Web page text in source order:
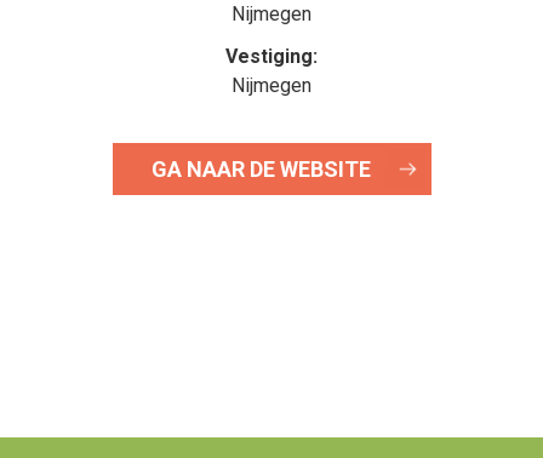
Nijmegen
Vestiging:
Nijmegen
GA NAAR DE WEBSITE